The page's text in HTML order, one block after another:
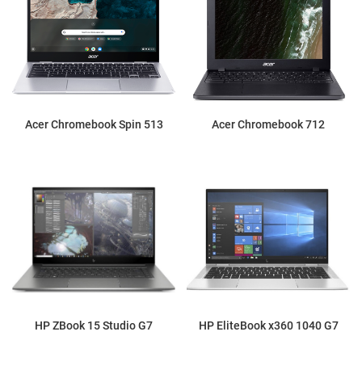
Acer Chromebook Spin 513 Acer Chromebook 712
HP ZBook 15 Studio G7 HP EliteBook x360 1040 G7